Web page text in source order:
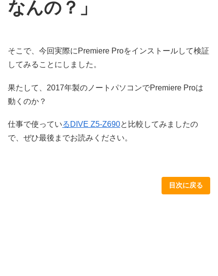
なんの？」
そこで、今回実際にPremiere Proをインストールして検証
してみることにしました。
果たして、2017年製のノートパソコンでPremiere Proは
動くのか？
仕事で使っているDIVE Z5-Z690と比較してみましたの
で、ぜひ最後までお読みください。
目次に戻る